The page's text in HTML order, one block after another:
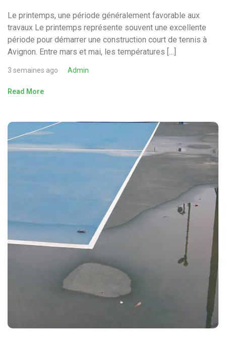
Le printemps, une période généralement favorable aux
travaux Le printemps représente souvent une excellente
période pour démarrer une construction court de tennis à
Avignon. Entre mars et mai, les températures […]
3 semaines ago Admin
Read More